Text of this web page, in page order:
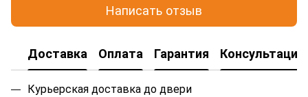
Написать отзыв
Доставка Оплата Гарантия Консультация
Курьерская доставка до двери